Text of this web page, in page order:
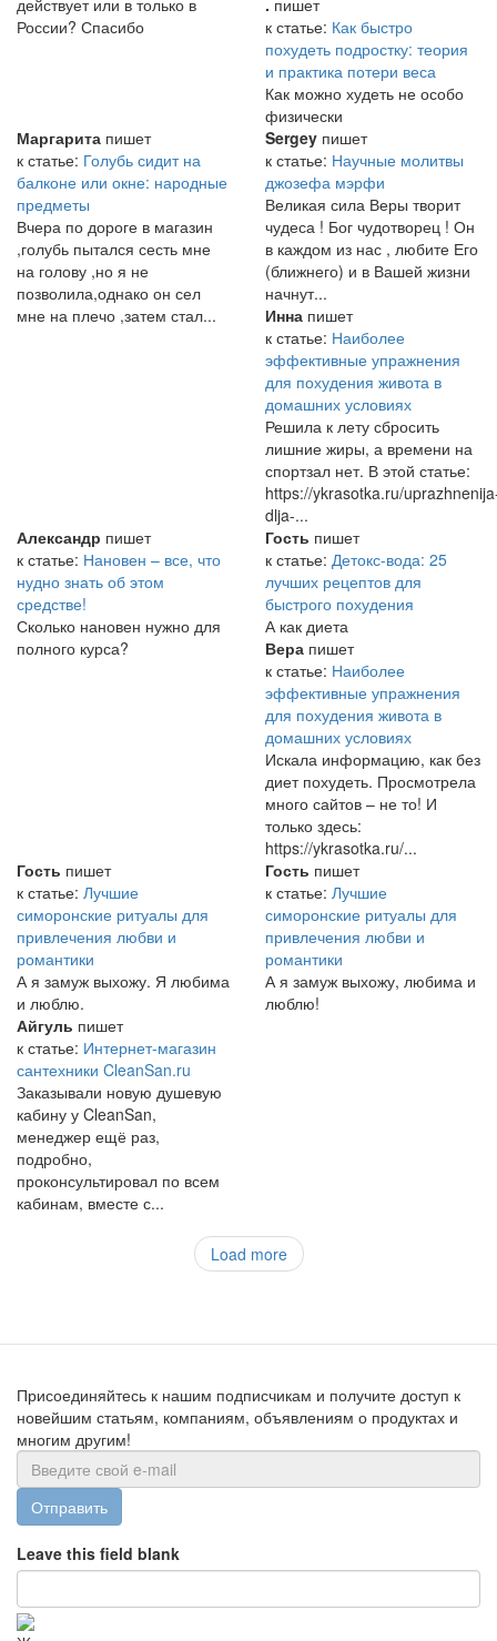
действует или в только в
России? Спасибо
. пишет
к статье: Как быстро
похудеть подростку: теория
и практика потери веса
Как можно худеть не особо
физически
Маргарита пишет
к статье: Голубь сидит на
балконе или окне: народные
предметы
Вчера по дороге в магазин
,голубь пытался сесть мне
на голову ,но я не
позволила,однако он сел
мне на плечо ,затем стал...
Sergey пишет
к статье: Научные молитвы
джозефа мэрфи
Великая сила Веры творит
чудеса ! Бог чудотворец ! Он
в каждом из нас , любите Его
(ближнего) и в Вашей жизни
начнут...
Инна пишет
к статье: Наиболее
эффективные упражнения
для похудения живота в
домашних условиях
Решила к лету сбросить
лишние жиры, а времени на
спортзал нет. В этой статье:
https://ykrasotka.ru/
dlja-...
Александр пишет
к статье: Нановен – все, что
нудно знать об этом
средстве!
Сколько нановен нужно для
полного курса?
Гость пишет
к статье: Детокс-вода: 25
лучших рецептов для
быстрого похудения
А как диета
Вера пишет
к статье: Наиболее
эффективные упражнения
для похудения живота в
домашних условиях
Искала информацию, как без
диет похудеть. Просмотрела
много сайтов – не то! И
только здесь:
https://ykrasotka.ru/...
Гость пишет
к статье: Лучшие
симоронские ритуалы для
привлечения любви и
романтики
А я замуж выхожу. Я любима
и люблю.
Гость пишет
к статье: Лучшие
симоронские ритуалы для
привлечения любви и
романтики
А я замуж выхожу, любима и
люблю!
Айгуль пишет
к статье: Интернет-магазин
сантехники CleanSan.ru
Заказывали новую душевую
кабину у CleanSan,
менеджер ещё раз,
подробно,
проконсультировал по всем
кабинам, вместе с...
Load more
Присоединяйтесь к нашим подписчикам и получите доступ к
новейшим статьям, компаниям, объявлениям о продуктах и
многим другим!
Отправить
Leave this field blank